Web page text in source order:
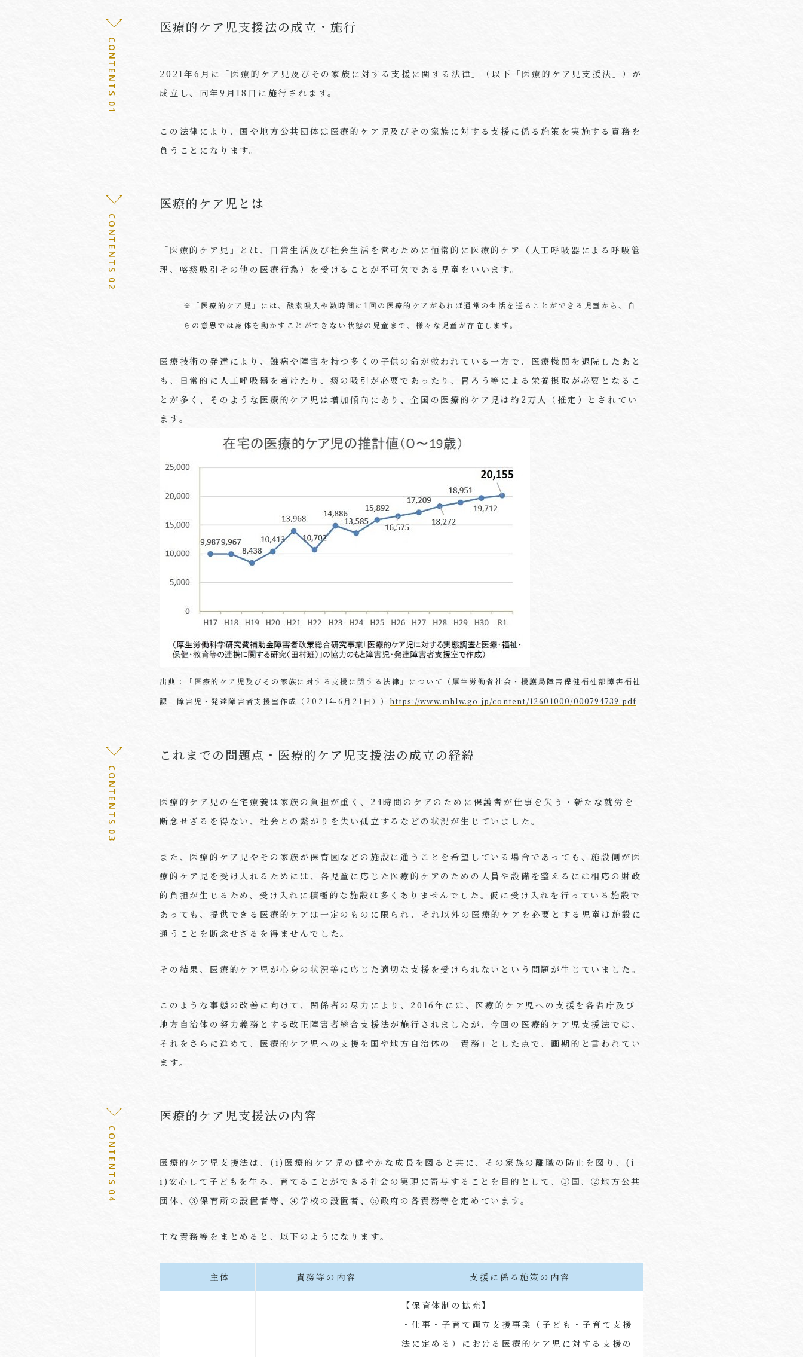
CONTENTS 01
医療的ケア児支援法の成立・施行
2021年6月に「医療的ケア児及びその家族に対する支援に関する法律」（以下「医療的ケア児支援法」）が
成立し、同年9月18日に施行されます。
この法律により、国や地方公共団体は医療的ケア児及びその家族に対する支援に係る施策を実施する責務を
負うことになります。
CONTENTS 02
医療的ケア児とは
「医療的ケア児」とは、日常生活及び社会生活を営むために恒常的に医療的ケア（人工呼吸器による呼吸管
理、喀痰吸引その他の医療行為）を受けることが不可欠である児童をいいます。
※「医療的ケア児」には、酸素吸入や数時間に1回の医療的ケアがあれば通常の生活を送ることができる児童から、自
らの意思では身体を動かすことができない状態の児童まで、様々な児童が存在します。
医療技術の発達により、難病や障害を持つ多くの子供の命が救われている一方で、医療機関を退院したあと
も、日常的に人工呼吸器を着けたり、痰の吸引が必要であったり、胃ろう等による栄養摂取が必要となるこ
とが多く、そのような医療的ケア児は増加傾向にあり、全国の医療的ケア児は約2万人（推定）とされてい
ます。
出典：「医療的ケア児及びその家族に対する支援に関する法律」について（厚生労働省社会・援護局障害保健福祉部障害福祉
課 障害児・発達障害者支援室作成（2021年6月21日）） https://www.mhlw.go.jp/content/12601000/000794739.pdf
CONTENTS 03
これまでの問題点・医療的ケア児支援法の成立の経緯
医療的ケア児の在宅療養は家族の負担が重く、24時間のケアのために保護者が仕事を失う・新たな就労を
断念せざるを得ない、社会との繋がりを失い孤立するなどの状況が生じていました。
また、医療的ケア児やその家族が保育園などの施設に通うことを希望している場合であっても、施設側が医
療的ケア児を受け入れるためには、各児童に応じた医療的ケアのための人員や設備を整えるには相応の財政
的負担が生じるため、受け入れに積極的な施設は多くありませんでした。仮に受け入れを行っている施設で
あっても、提供できる医療的ケアは一定のものに限られ、それ以外の医療的ケアを必要とする児童は施設に
通うことを断念せざるを得ませんでした。
その結果、医療的ケア児が心身の状況等に応じた適切な支援を受けられないという問題が生じていました。
このような事態の改善に向けて、関係者の尽力により、2016年には、医療的ケア児への支援を各省庁及び
地方自治体の努力義務とする改正障害者総合支援法が施行されましたが、今回の医療的ケア児支援法では、
それをさらに進めて、医療的ケア児への支援を国や地方自治体の「責務」とした点で、画期的と言われてい
ます。
CONTENTS 04
医療的ケア児支援法の内容
医療的ケア児支援法は、(i)医療的ケア児の健やかな成長を図ると共に、その家族の離職の防止を図り、(i
i)安心して子どもを生み、育てることができる社会の実現に寄与することを目的として、①国、②地方公共
団体、③保育所の設置者等、④学校の設置者、⑤政府の各責務等を定めています。
主な責務等をまとめると、以下のようになります。
主体 責務等の内容 支援に係る施策の内容
【保育体制の拡充】
・仕事・子育て両立支援事業（子ども・子育て支援
法に定める）における医療的ケア児に対する支援の